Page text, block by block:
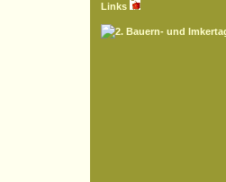
Links